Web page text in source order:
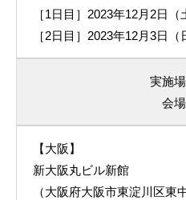
［1日目］2023年12月2日
［2日目］2023年12月3日
実施場
会
【大阪】
新大阪丸ビル新館
（大阪府大阪市東淀川区東